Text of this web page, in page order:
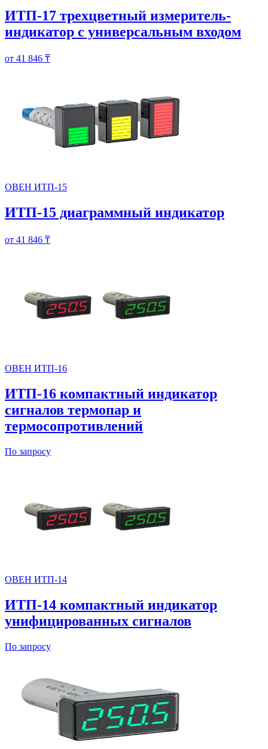
ИТП-17 трехцветный измеритель-
индикатор с универсальным входом
от 41 846 ₸
ОВЕН ИТП-15
ИТП-15 диаграммный индикатор
от 41 846 ₸
ОВЕН ИТП-16
ИТП-16 компактный индикатор
сигналов термопар и
термосопротивлений
По запросу
ОВЕН ИТП-14
ИТП-14 компактный индикатор
унифицированных сигналов
По запросу